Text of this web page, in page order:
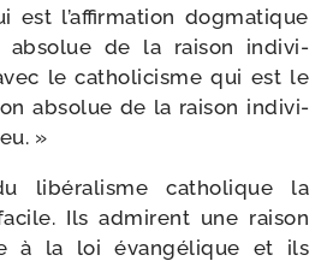
est l’affirmation dog­ma­tique
abso­lue de la rai­son indi­vi­
le catho­li­cisme qui est le
abso­lue de la rai­son indi­vi­
»
libé­ra­lisme catho­lique la
Ils admirent une rai­son
à la loi évan­gé­lique et ils